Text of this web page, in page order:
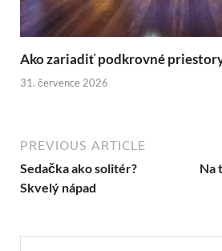
Ako zariadiť podkrovné
31. července 2026
PREVIOUS ARTICLE
Sedačka ako solitér?
Skvelý nápad
Na